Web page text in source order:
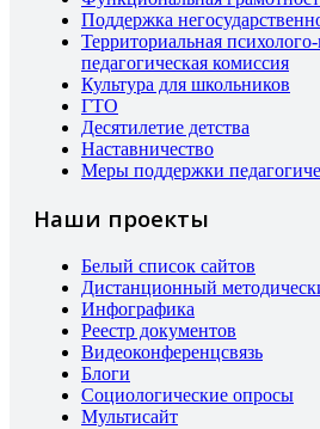
Поддержка
Территориальная
педагогическая комиссия
Культура для школьников
ГТО
Десятилетие детства
Наставничество
Меры поддержки
Наши проекты
Белый список сайтов
Дистанционный
Инфографика
Реестр документов
Видеоконференцсвязь
Блоги
Социологические опросы
Мультисайт